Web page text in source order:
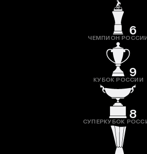
6
ЧЕМПИОН
9
КУБОК РОССИИ
8
СУПЕРКУБОК